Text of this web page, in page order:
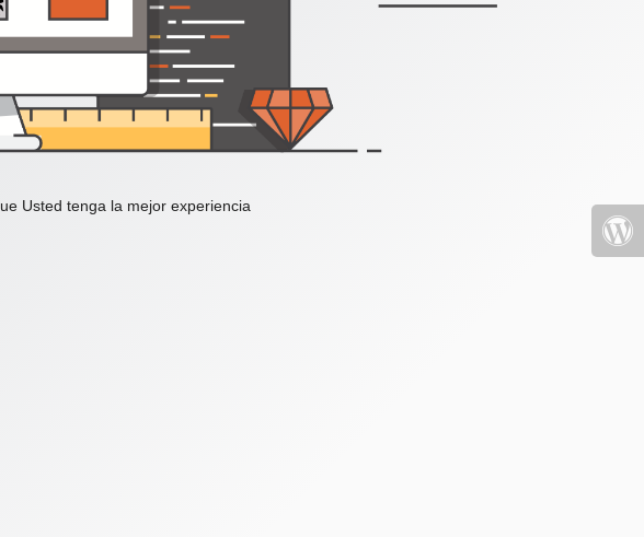
Usted tenga la mejor experiencia